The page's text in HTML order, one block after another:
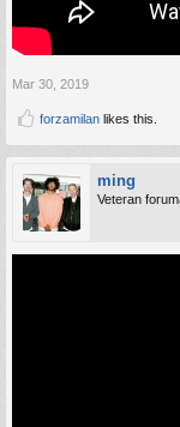
Mar 30, 2019
forzamilan likes this.
ming
Veteran